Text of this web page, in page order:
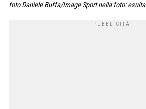
foto Daniele Buffa/Image Sport nella foto: